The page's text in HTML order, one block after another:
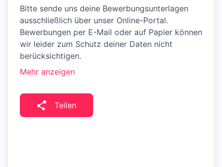
Bitte sende uns deine Bewerbungsunterlagen
ausschließlich über unser Online-Portal.
Bewerbungen per E-Mail oder auf Papier können
wir leider zum Schutz deiner Daten nicht
berücksichtigen.
Mehr anzeigen
Teilen